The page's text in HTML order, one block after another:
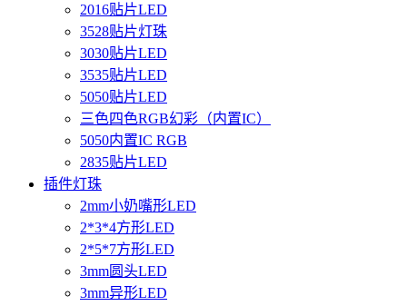
2016贴片LED
3528贴片灯珠
3030贴片LED
3535贴片LED
5050贴片LED
三色四色RGB幻彩（内置IC）
5050内置IC RGB
2835贴片LED
插件灯珠
2mm小奶嘴形LED
2*3*4方形LED
2*5*7方形LED
3mm圆头LED
3mm异形LED